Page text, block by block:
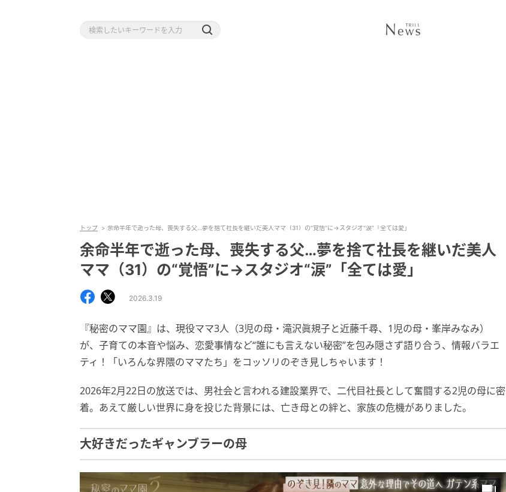
トップ 余命半年で逝った母、喪失する父…夢を捨て社長を継いだ美人ママ（31）の“覚悟”に→スタジオ“涙”「全ては愛」
余命半年で逝った母、喪失する父…夢を捨て社長を継いだ美人
ママ（31）の“覚悟”に→スタジオ“涙”「全ては愛」
2026.3.19
『秘密のママ園』は、現役ママ3人（3児の母・滝沢眞規子と近藤千尋、1児の母・峯岸みなみ）
が、子育ての本音や悩み、恋愛事情など“誰にも言えない秘密”を包み隠さず語り合う、情報バラエ
ティ！「いろんな界隈のママたち」をコッソリのぞき見しちゃいます！
2026年2月22日の放送では、男社会と言われる建設業界で、二代目社長として奮闘する2児の母に密
着。あえて厳しい世界に身を投じた背景には、亡き母との絆と、家族の危機がありました。
大好きだったギャンブラーの母